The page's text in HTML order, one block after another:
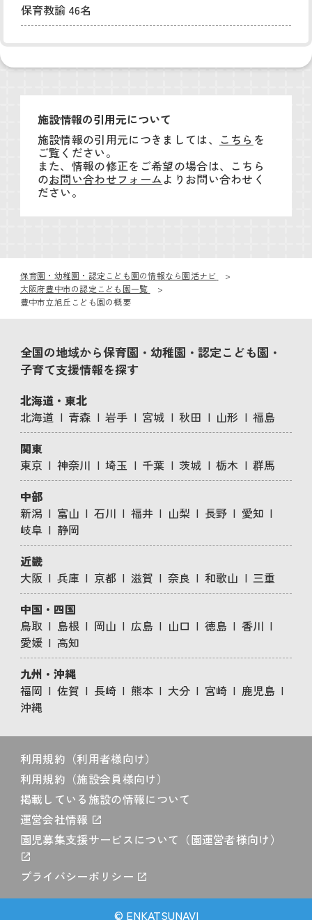
保育教諭 46名
施設情報の引用元について
施設情報の引用元につきましては、 こちら を
ご覧ください。
また、情報の修正をご希望の場合は、こちら
のお問い合わせフォームよりお問い合わせく
ださい。
保育園・幼稚園・認定こども園の情報なら園活ナビ
大阪府豊中市の認定こども園一覧
豊中市立旭丘こども園の概要
全国の地域から保育園・幼稚園・認定こども園・
子育て支援情報を探す
北海道・東北
北海道
青森 岩手 宮城 秋田 山形
福島
関東
東京
神奈川 埼玉 千葉 茨城 栃木
群馬
中部
新潟
富山 石川 福井 山梨 長野
愛知
岐阜
静岡
近畿
大阪
兵庫 京都 滋賀 奈良 和歌山
三重
中国・四国
鳥取
島根 岡山 広島 山口 徳島
香川
愛媛
高知
九州・沖縄
福岡
佐賀 長崎 熊本 大分 宮崎
鹿児島
沖縄
利用規約（利用者様向け）
利用規約（施設会員様向け）
掲載している施設の情報について
運営会社情報
園児募集支援サービスについて（園運営者様向け）
プライバシーポリシー
© ENKATSUNAVI